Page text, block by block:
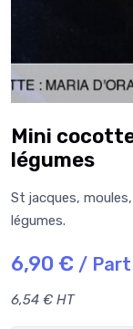
Mini
légumes
St jacques,
légumes.
6,90 € / Part
6,54 € HT